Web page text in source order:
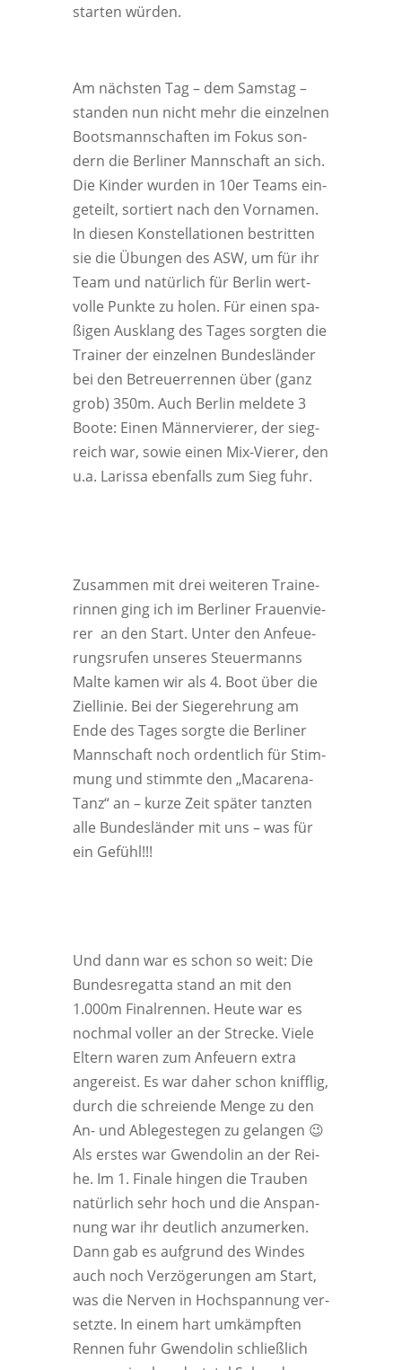
star­ten würden.
Am nächs­ten Tag – dem Sams­tag –
stan­den nun nicht mehr die ein­zel­nen
Boots­mann­schaf­ten im Fokus son­
dern die Ber­li­ner Mann­schaft an sich.
Die Kin­der wur­den in 10er Teams ein­
ge­teilt, sor­tiert nach den Vor­na­men.
In die­sen Kon­stel­la­tio­nen bestrit­ten
sie die Übun­gen des ASW, um für ihr
Team und natür­lich für Ber­lin wert­
vol­le Punk­te zu holen. Für einen spa­
ßi­gen Aus­klang des Tages sorg­ten die
Trai­ner der ein­zel­nen Bun­des­län­der
bei den Betreu­er­ren­nen über (ganz
grob) 350m. Auch Ber­lin mel­de­te 3
Boo­te: Einen Män­ner­vie­rer, der sieg­
reich war, sowie einen Mix-Vie­rer, den
u.a. Laris­sa eben­falls zum Sieg fuhr.
Zusam­men mit drei wei­te­ren Trai­ne­
rin­nen ging ich im Ber­li­ner Frau­en­vie­
rer an den Start. Unter den Anfeue­
rungs­ru­fen unse­res Steu­er­manns
Mal­te kamen wir als 4. Boot über die
Ziel­li­nie. Bei der Sie­ger­eh­rung am
Ende des Tages sorg­te die Ber­li­ner
Mann­schaft noch ordent­lich für Stim­
mung und stimm­te den „Mac­a­re­na-
Tanz“ an – kur­ze Zeit spä­ter tanz­ten
alle Bun­des­län­der mit uns – was für
ein Gefühl!!!
Und dann war es schon so weit: Die
Bun­des­re­gat­ta stand an mit den
1.000m Final­ren­nen. Heu­te war es
noch­mal vol­ler an der Stre­cke. Vie­le
Eltern waren zum Anfeu­ern extra
ange­reist. Es war daher schon kniff­lig,
durch die schrei­en­de Men­ge zu den
An- und Able­ge­ste­gen zu gelan­gen 😉
Als ers­tes war Gwen­do­lin an der Rei­
he. Im 1. Fina­le hin­gen die Trau­ben
natür­lich sehr hoch und die Anspan­
nung war ihr deut­lich anzu­mer­ken.
Dann gab es auf­grund des Win­des
auch noch Ver­zö­ge­run­gen am Start,
was die Ner­ven in Hoch­span­nung ver­
setz­te. In einem hart umkämpf­ten
Ren­nen fuhr Gwen­do­lin schließ­lich